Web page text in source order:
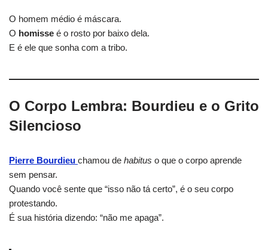
O homem médio é máscara.
O homisse é o rosto por baixo dela.
E é ele que sonha com a tribo.
O Corpo Lembra: Bourdieu e o Grito
Silencioso
Pierre Bourdieu chamou de habitus o que o corpo aprende
sem pensar.
Quando você sente que “isso não tá certo”, é o seu corpo
protestando.
É sua história dizendo: “não me apaga”.